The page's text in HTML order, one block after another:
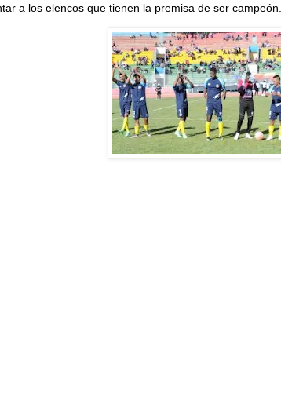
a los elencos que tienen la premisa de ser campeón.